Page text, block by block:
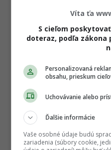
Víta ťa
S cieľom
doteraz, podľa
Personalizovaná
obsahu, prieskum
Uchovávanie alebo
Ďalšie informácie
Vaše osobné údaje budú
zariadenia (súbory cookie,